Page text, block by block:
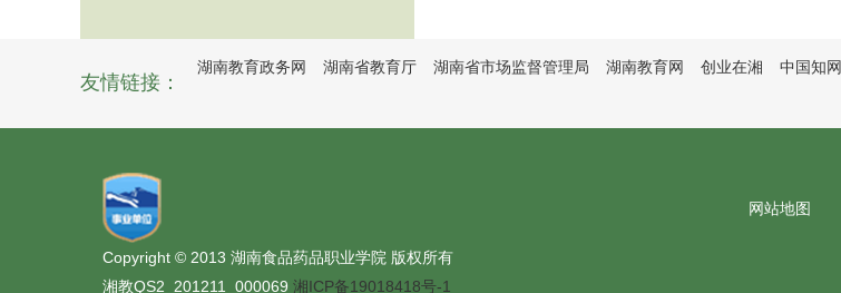
友情链接：
湖南教育政务网 湖南省教育厅 湖南省市场监督管理局 湖南教育网 创业在湘 中国知网
Copyright © 2013 湖南食品药品职业学院 版权所有
湘教QS2_201211_000069 湘ICP备19018418号-1
网站地图